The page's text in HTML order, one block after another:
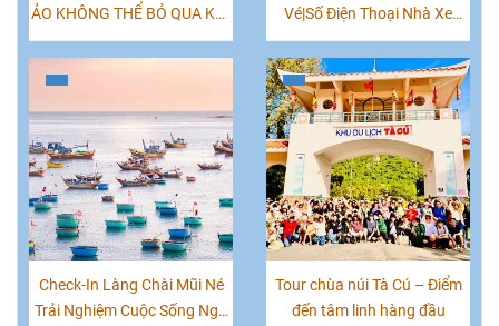
ẢO KHÔNG THỂ BỎ QUA KHI
CHECK-IN MŨI NÉ PHAN
Vé|Số Điện Thoại Nhà Xe
Tuyến Đà Lạt Phan Thiết
Check-In Làng Chài Mũi Né
Trải Nghiệm Cuộc Sống Ngư
Tour chùa núi Tà Cú – Điểm
đến tâm linh hàng đầu